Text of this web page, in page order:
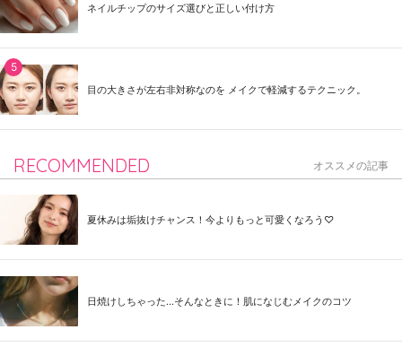
ネイルチップのサイズ選びと正しい付け方
目の大きさが左右非対称なのを メイクで軽減するテクニック。
RECOMMENDED オススメの記事
夏休みは垢抜けチャンス！今よりもっと可愛くなろう♡
日焼けしちゃった...そんなときに！肌になじむメイクのコツ